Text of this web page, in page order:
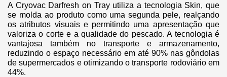
A Cryovac Darfresh on Tray utiliza a tecnologia Skin, que
se molda ao produto como uma segunda pele, realçando
os atributos visuais e permitindo uma apresentação que
valoriza o corte e a qualidade do pescado. A tecnologia é
vantajosa também no transporte e armazenamento,
reduzindo o espaço necessário em até 90% nas gôndolas
de supermercados e otimizando o transporte rodoviário em
44%.